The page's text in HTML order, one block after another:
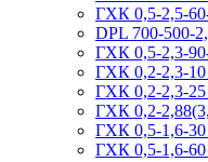
ГХК 0,5-2,5-
DPL 700-500-
ГХК 0,5-2,3-
ГХК 0,2-2,3-10
ГХК 0,2-2,3-25
ГХК 0,2-
ГХК 0,5-1,6-30
ГХК 0,5-1,6-60